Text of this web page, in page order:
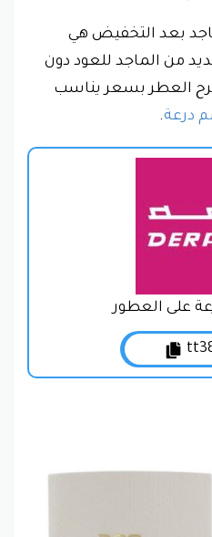
بعد التخفيض هي
من الماجد للعود دون
العطر بسعر يناسب
درعة.
على العطور